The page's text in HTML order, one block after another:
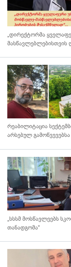
„დირექტორმა
მასწავლებლებისთვის
რეაბილიტაცია
არსებულ
„სსსმ მოსწავლეებს
თანადგომა“